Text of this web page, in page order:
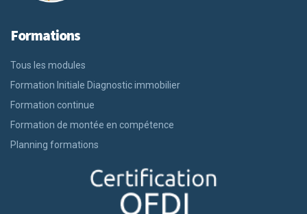
Formations
Tous les modules
Formation Initiale Diagnostic immobilier
Formation continue
Formation de montée en compétence
Planning formations